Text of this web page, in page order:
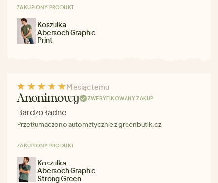
ZAKUPIONY PRODUKT
Koszulka
Abersoch Graphic
Print
Miesiąc temu
Anonimowy ZWERYFIKOWANY ZAKUP
Bardzo ładne
Przetłumaczono automatycznie z greenbutik.cz
ZAKUPIONY PRODUKT
Koszulka
Abersoch Graphic
Strong Green